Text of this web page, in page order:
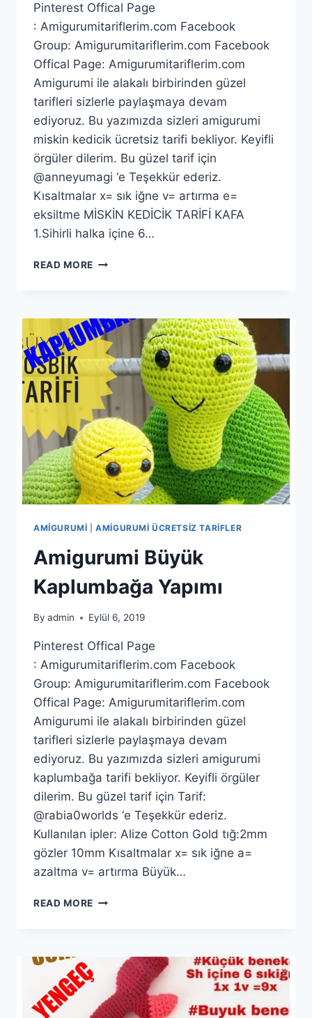
Pinterest Offical Page
: Amigurumitariflerim.com Facebook
Group: Amigurumitariflerim.com Facebook
Offical Page: Amigurumitariflerim.com
Amigurumi ile alakalı birbirinden güzel
tarifleri sizlerle paylaşmaya devam
ediyoruz. Bu yazımızda sizleri amigurumi
miskin kedicik ücretsiz tarifi bekliyor. Keyifli
örgüler dilerim. Bu güzel tarif için
@anneyumagi ‘e Teşekkür ederiz.
Kısaltmalar x= sık iğne v= artırma e=
eksiltme MİSKİN KEDİCİK TARİFİ KAFA
1.Sihirli halka içine 6…
READ MORE AMIGURUMI
AMIGURUMI |AMIGURUMI ÜCRETSIZ TARIFLER
Amigurumi Büyük
Kaplumbağa Yapımı
By admin Eylül 6, 2019
Pinterest Offical Page
: Amigurumitariflerim.com Facebook
Group: Amigurumitariflerim.com Facebook
Offical Page: Amigurumitariflerim.com
Amigurumi ile alakalı birbirinden güzel
tarifleri sizlerle paylaşmaya devam
ediyoruz. Bu yazımızda sizleri amigurumi
kaplumbağa tarifi bekliyor. Keyifli örgüler
dilerim. Bu güzel tarif için Tarif:
@rabia0worlds ‘e Teşekkür ederiz.
Kullanılan ipler: Alize Cotton Gold tığ:2mm
gözler 10mm Kısaltmalar x= sık iğne a=
azaltma v= artırma Büyük…
READ MORE AMIGURUMI